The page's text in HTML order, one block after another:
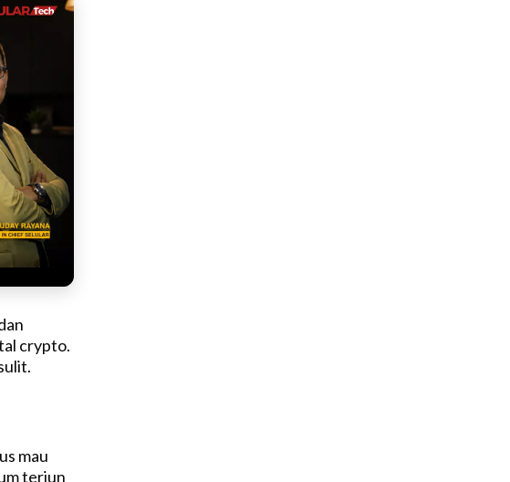
crypto.
mau
terjun